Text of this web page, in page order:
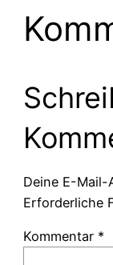
Deine E-
Erforderliche
Kommentar *